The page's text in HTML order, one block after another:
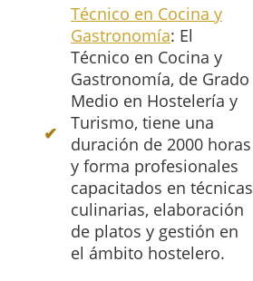
Técnico en Cocina y
Gastronomía: El
Técnico en Cocina y
Gastronomía, de Grado
Medio en Hostelería y
Turismo, tiene una
duración de 2000 horas
y forma profesionales
capacitados en técnicas
culinarias, elaboración
de platos y gestión en
el ámbito hostelero.